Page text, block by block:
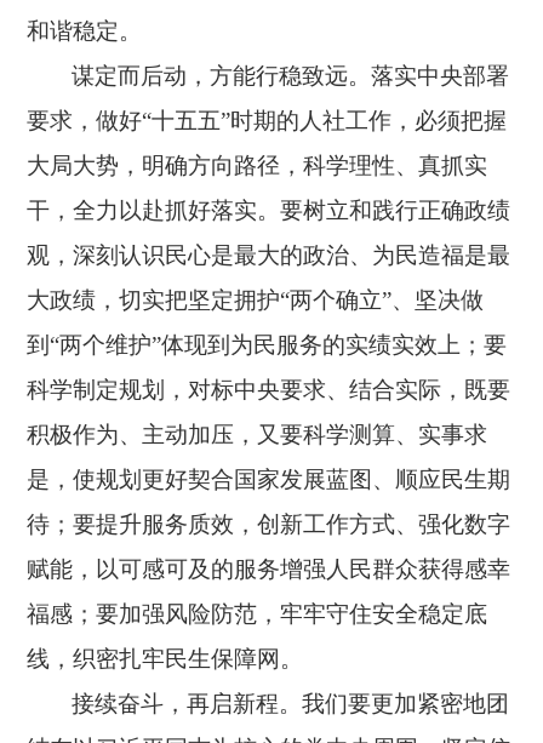
和谐稳定。
谋定而后动，方能行稳致远。落实中央部署
要求，做好“十五五”时期的人社工作，必须把握
大局大势，明确方向路径，科学理性、真抓实
干，全力以赴抓好落实。要树立和践行正确政绩
观，深刻认识民心是最大的政治、为民造福是最
大政绩，切实把坚定拥护“两个确立”、坚决做
到“两个维护”体现到为民服务的实绩实效上；要
科学制定规划，对标中央要求、结合实际，既要
积极作为、主动加压，又要科学测算、实事求
是，使规划更好契合国家发展蓝图、顺应民生期
待；要提升服务质效，创新工作方式、强化数字
赋能，以可感可及的服务增强人民群众获得感幸
福感；要加强风险防范，牢牢守住安全稳定底
线，织密扎牢民生保障网。
接续奋斗，再启新程。我们要更加紧密地团